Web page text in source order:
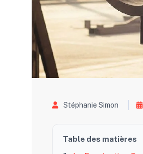
Stéphanie Simon
Table des matières